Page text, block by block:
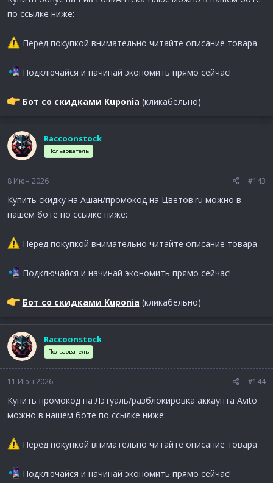
по ссылке ниже:
Перед покупкой внимательно читайте описание товара
Подключайся и начинай экономить прямо сейчас!
Бот со скидками Kuponia (кликабельно)
Raccoonstock
Пользователь
8 Июн 2026 #143
Купить скидку на Ашан/промокод на Цветов.ru можно в
нашем боте по ссылке ниже:
Перед покупкой внимательно читайте описание товара
Подключайся и начинай экономить прямо сейчас!
Бот со скидками Kuponia (кликабельно)
Raccoonstock
Пользователь
11 Июн 2026 #144
Купить промокод на Лэтуаль/разблокировка аккаунта Avito
можно в нашем боте по ссылке ниже:
Перед покупкой внимательно читайте описание товара
Подключайся и начинай экономить прямо сейчас!